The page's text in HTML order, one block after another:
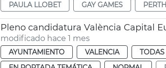
PAULA LLOBET
GAY GAMES PERTH
Pleno candidatura València Capital
modificado hace 1 mes
AYUNTAMIENTO VALENCIA